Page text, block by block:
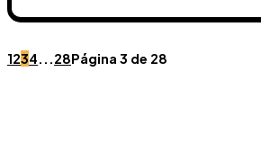
1234 28Página 3 de 28